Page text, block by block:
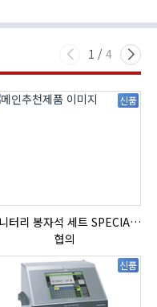
1 / 4
신품
써니터리 봉자석 세트 SPECIAL , 봉자석 , 자석봉 , 호퍼용자석 , 전자석
협의
신품